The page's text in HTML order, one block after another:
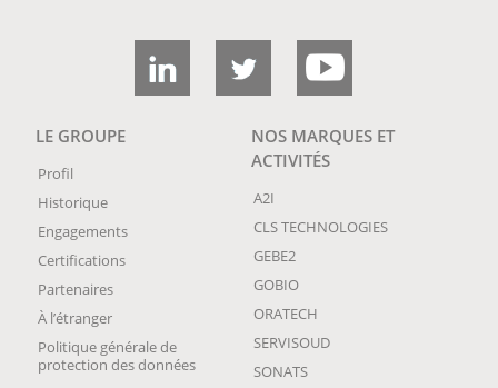
LE GROUPE
Profil
Historique
Engagements
Certifications
Partenaires
À l’étranger
Politique générale de
protection des données
NOS MARQUES ET
ACTIVITÉS
A2I
CLS TECHNOLOGIES
GEBE2
GOBIO
ORATECH
SERVISOUD
SONATS